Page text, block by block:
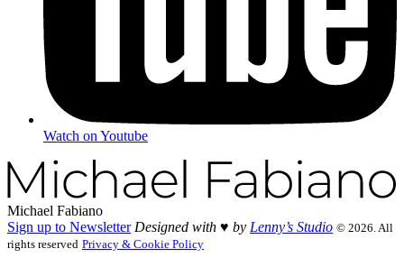
Watch on Youtube
Michael Fabiano
Sign up to Newsletter Designed with ♥︎ by Lenny’s Studio © 2026. All
rights reserved Privacy & Cookie Policy